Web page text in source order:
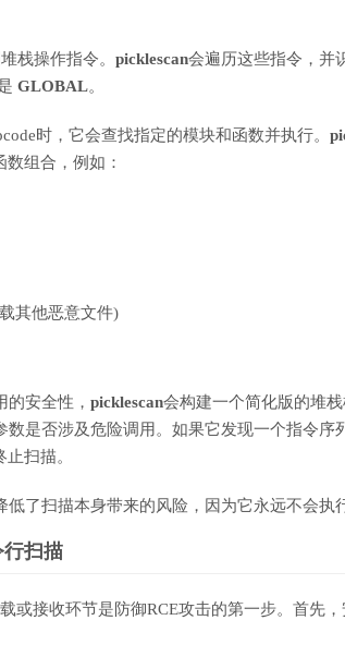
栈操作指令。 picklescan会遍历这些指令，并
GLOBAL。
时，它会查找指定的模块和函数并执行。
组合，例如：
其他恶意文件)
的安全性， picklescan会构建一个简化版的堆
数是否涉及危险调用。如果它发现一个指令
扫描。
了扫描本身带来的风险，因为它永远不会执
扫描
或接收环节是防御RCE攻击的第一步。首先，